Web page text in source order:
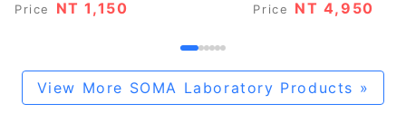
Price NT 1,150 Price NT 4,950
View More SOMA Laboratory Products »